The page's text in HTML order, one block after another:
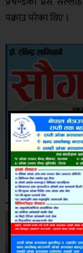
पक्राउ परेका थिए ।
सम्बन्धित